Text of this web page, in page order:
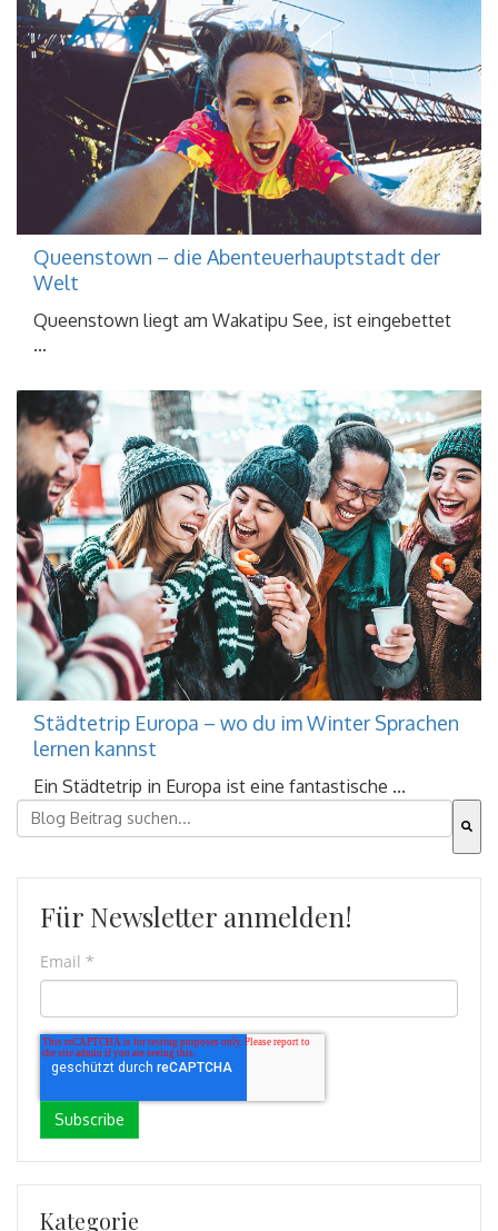
Queenstown – die Abenteuerhauptstadt der
Welt
Queenstown liegt am Wakatipu See, ist eingebettet
...
Städtetrip Europa – wo du im Winter Sprachen
lernen kannst
Ein Städtetrip in Europa ist eine fantastische ...
Dies ist ein Suchfeld mit einer automatischen
Für Newsletter anmelden!
Email *
Kategorie